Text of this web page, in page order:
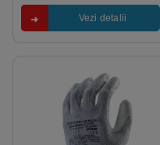
Vezi detalii